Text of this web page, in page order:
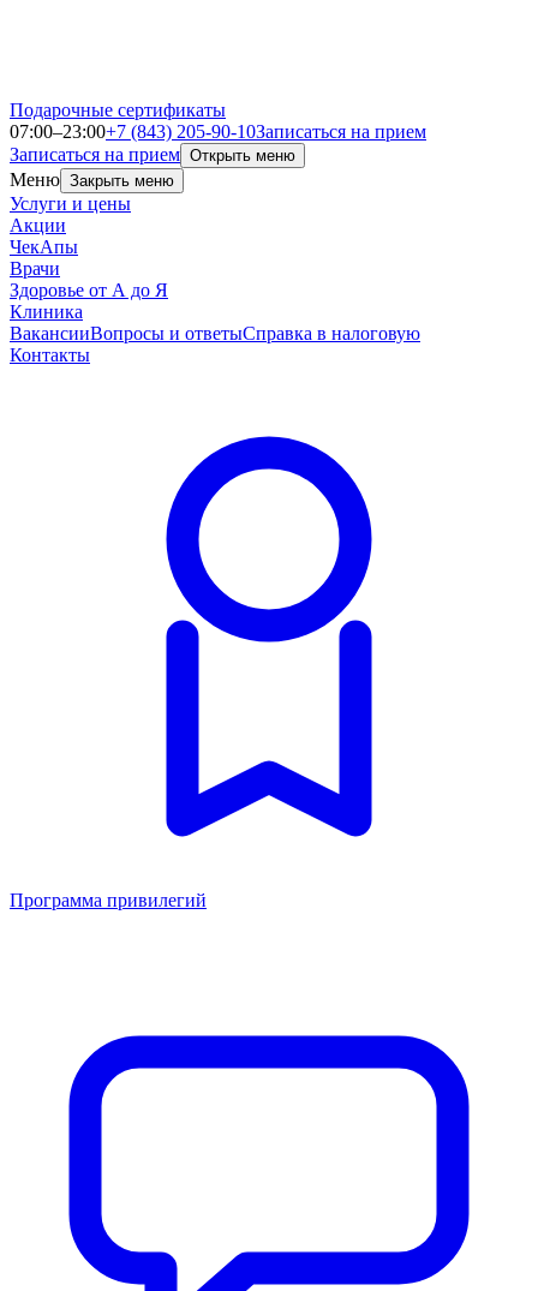
Подарочные сертификаты
07:00–23:00+7 (843) 205-90-10Записаться на прием
Записаться на прием Открыть меню
Меню Закрыть меню
Услуги и цены
Акции
ЧекАпы
Врачи
Здоровье от А до Я
Клиника
ВакансииВопросы и ответыСправка в налоговую
Контакты
Программа привилегий